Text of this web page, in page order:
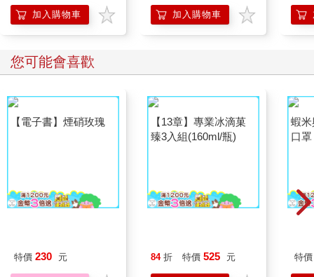
真的有在賺錢嗎？」
2.資產負債表（Balance Sheet）
• 告訴你公司「擁有什麼、欠了什麼」。
• 透過資產與負債的對比，可以判斷財務結構是否穩健。常見問題
是：「這家公司負債比例高不高？有沒有還得起的能力？」
• 強調的是「錢怎麼流進來、怎麼流出去」。
• 即使帳面上有獲利，但若現金流不足，公司依然可能陷入困境。
關鍵問題是：「這家公司是真的有現金流入，還是靠借錢撐下
• 損益表：你賣咖啡收入多少？扣掉成本、租金、薪資，剩多少利
潤？
租，現金流是否能支撐？
加入購物車 加入購物車
您可能會喜歡
特價 230 元 84 折 特價 525 元 特價